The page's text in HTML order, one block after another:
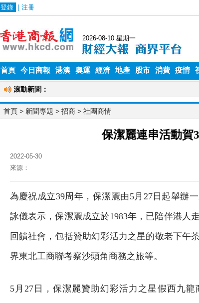
首頁 今日商報 港澳 奧運 經濟 地產 股市 消費 疫情
首頁 > 新聞專題 > 招商 > 社團商情
保潔麗連串活動賀
2022-05-30
來源：
為慶祝成立39周年，保潔麗由5月27日起舉辦
詠儀表示，保潔麗成立於1983年，已陪伴港人
回饋社會，包括贊助幻彩活力之星的敬老下午
界東北工商聯考察沙頭角商務之旅等。
5月27日，保潔麗贊助幻彩活力之星假西九